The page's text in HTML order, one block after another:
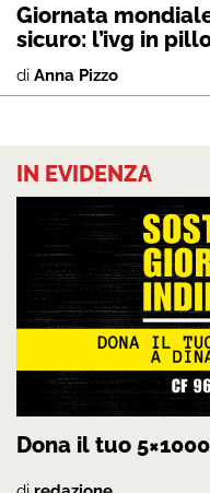
Giornata
sicuro: l’ivg in
di Anna Pizzo
IN EVIDENZA
Dona il tuo